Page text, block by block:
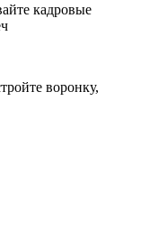
кадровые
воронку,